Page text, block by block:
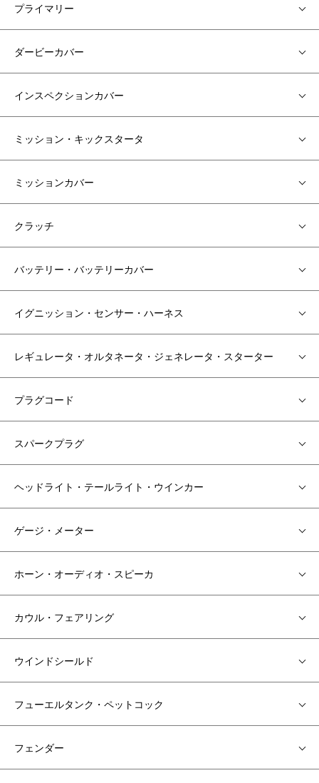
プライマリー
ダービーカバー
インスペクションカバー
ミッション・キックスタータ
ミッションカバー
クラッチ
バッテリー・バッテリーカバー
イグニッション・センサー・ハーネス
レギュレータ・オルタネータ・ジェネレータ・スターター
プラグコード
スパークプラグ
ヘッドライト・テールライト・ウインカー
ゲージ・メーター
ホーン・オーディオ・スピーカ
カウル・フェアリング
ウインドシールド
フューエルタンク・ペットコック
フェンダー